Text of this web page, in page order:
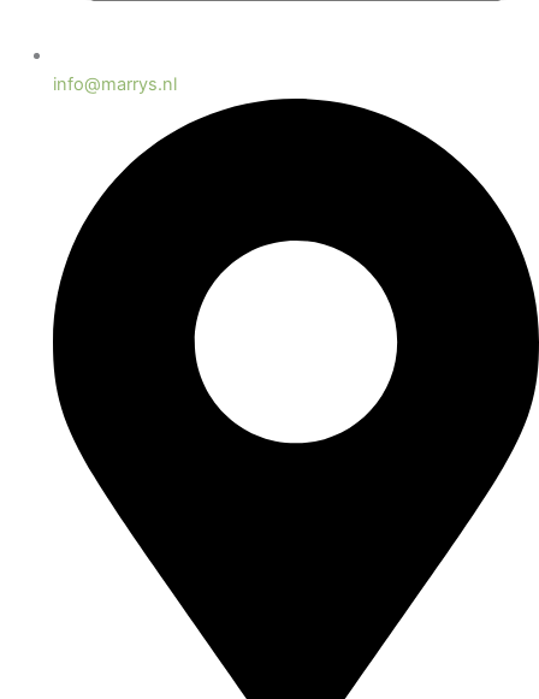
info@marrys.nl